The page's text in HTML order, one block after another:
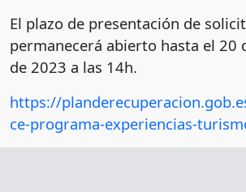
El plazo de presentación de
permanecerá abierto hasta el 20
de 2023 a las 14h.
https://
ce-programa-experiencias-